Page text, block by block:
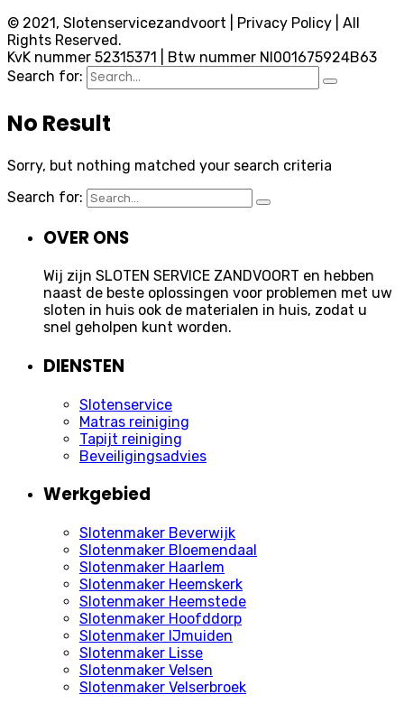
© 2021, Slotenservicezandvoort | Privacy Policy | All
Rights Reserved.
KvK nummer 52315371 | Btw nummer Nl001675924B63
Search for:
No Result
Sorry, but nothing matched your search criteria
Search for:
OVER ONS
Wij zijn SLOTEN SERVICE ZANDVOORT en hebben
naast de beste oplossingen voor problemen met uw
sloten in huis ook de materialen in huis, zodat u
snel geholpen kunt worden.
DIENSTEN
Slotenservice
Matras reiniging
Tapijt reiniging
Beveiligingsadvies
Werkgebied
Slotenmaker Beverwijk
Slotenmaker Bloemendaal
Slotenmaker Haarlem
Slotenmaker Heemskerk
Slotenmaker Heemstede
Slotenmaker Hoofddorp
Slotenmaker IJmuiden
Slotenmaker Lisse
Slotenmaker Velsen
Slotenmaker Velserbroek